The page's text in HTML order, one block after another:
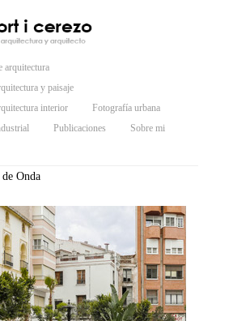
arquitectura
y paisaje
interior
Fotografía urbana
Publicaciones
Sobre mi
Onda